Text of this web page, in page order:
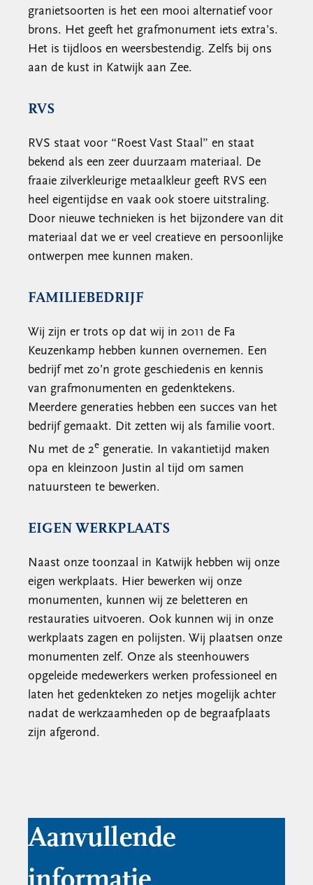
granietsoorten is het een mooi alternatief voor
brons. Het geeft het grafmonument iets extra’s.
Het is tijdloos en weersbestendig. Zelfs bij ons
aan de kust in Katwijk aan Zee.
RVS
RVS staat voor “Roest Vast Staal” en staat
bekend als een zeer duurzaam materiaal. De
fraaie zilverkleurige metaalkleur geeft RVS een
heel eigentijdse en vaak ook stoere uitstraling.
Door nieuwe technieken is het bijzondere van dit
materiaal dat we er veel creatieve en persoonlijke
ontwerpen mee kunnen maken.
FAMILIEBEDRIJF
Wij zijn er trots op dat wij in 2011 de Fa
Keuzenkamp hebben kunnen overnemen. Een
bedrijf met zo’n grote geschiedenis en kennis
van grafmonumenten en gedenktekens.
Meerdere generaties hebben een succes van het
bedrijf gemaakt. Dit zetten wij als familie voort.
Nu met de 2e generatie. In vakantietijd maken
opa en kleinzoon Justin al tijd om samen
natuursteen te bewerken.
EIGEN WERKPLAATS
Naast onze toonzaal in Katwijk hebben wij onze
eigen werkplaats. Hier bewerken wij onze
monumenten, kunnen wij ze beletteren en
restauraties uitvoeren. Ook kunnen wij in onze
werkplaats zagen en polijsten. Wij plaatsen onze
monumenten zelf. Onze als steenhouwers
opgeleide medewerkers werken professioneel en
laten het gedenkteken zo netjes mogelijk achter
nadat de werkzaamheden op de begraafplaats
zijn afgerond.
Aanvullende